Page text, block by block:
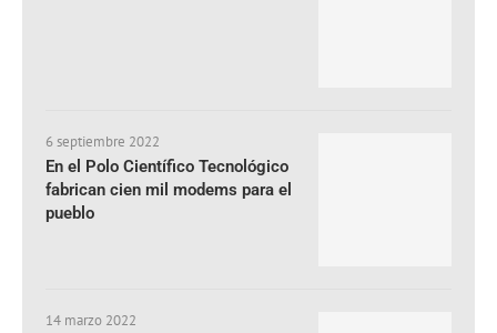
6 septiembre 2022
En el Polo Científico Tecnológico
fabrican cien mil modems para el
pueblo
14 marzo 2022